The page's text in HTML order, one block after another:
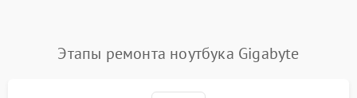
невозможность зарядки,
2500 ₽ Подробнее →
Этапы ремонта ноутбука Gigabyte